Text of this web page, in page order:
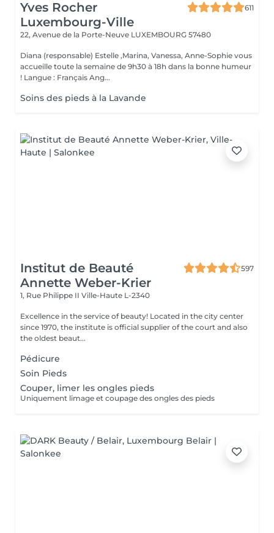
Yves Rocher
Luxembourg-Ville
611
22, Avenue de la Porte-Neuve LUXEMBOURG 57480
Diana (responsable) Estelle ,Marina, Vanessa, Anne-Sophie vous
accueille toute la semaine de 9h30 à 18h dans la bonne humeur
! Langue : Français Ang...
Soins des pieds à la Lavande
Institut de Beauté
Annette Weber-Krier
597
1, Rue Philippe II Ville-Haute L-2340
Excellence in the service of beauty! Located in the city center
since 1970, the institute is official supplier of the court and also
the oldest beaut...
Pédicure
Soin Pieds
Couper, limer les ongles pieds
Uniquement limage et coupage des ongles des pieds